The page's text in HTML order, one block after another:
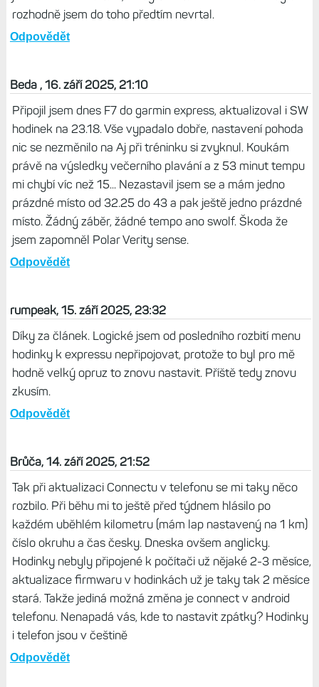
rozhodně jsem do toho předtím nevrtal.
Odpovědět
Beda , 16. září 2025, 21:10
Připojil jsem dnes F7 do garmin express, aktualizoval i SW
hodinek na 23.18. Vše vypadalo dobře, nastavení pohoda
nic se nezměnilo na Aj při tréninku si zvyknul. Koukám
právě na výsledky večerního plavání a z 53 minut tempu
mi chybí víc než 15... Nezastavil jsem se a mám jedno
prázdné místo od 32.25 do 43 a pak ještě jedno prázdné
místo. Žádný záběr, žádné tempo ano swolf. Škoda že
jsem zapomněl Polar Verity sense.
Odpovědět
rumpeak, 15. září 2025, 23:32
Díky za článek. Logické jsem od posledního rozbití menu
hodinky k expressu nepřipojovat, protože to byl pro mě
hodně velký opruz to znovu nastavit. Příště tedy znovu
zkusím.
Odpovědět
Brůča, 14. září 2025, 21:52
Tak při aktualizaci Connectu v telefonu se mi taky něco
rozbilo. Při běhu mi to ještě před týdnem hlásilo po
každém uběhlém kilometru (mám lap nastavený na 1 km)
číslo okruhu a čas česky. Dneska ovšem anglicky.
Hodinky nebyly připojené k počítači už nějaké 2-3 měsíce,
aktualizace firmwaru v hodinkách už je taky tak 2 měsíce
stará. Takže jediná možná změna je connect v android
telefonu. Nenapadá vás, kde to nastavit zpátky? Hodinky
i telefon jsou v češtině
Odpovědět